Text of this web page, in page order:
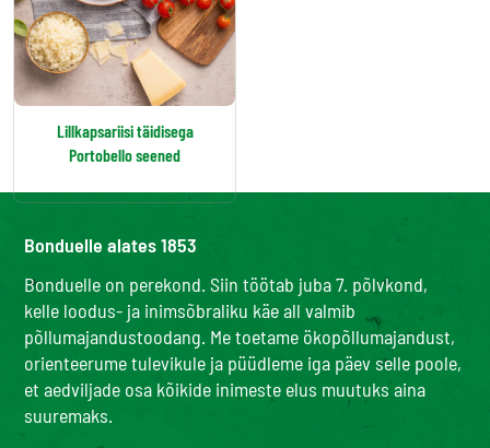
Lillkapsariisi täidisega
Portobello seened
Bonduelle alates 1853
Bonduelle on perekond. Siin töötab juba 7. põlvkond,
kelle loodus- ja inimsõbraliku käe all valmib
põllumajandustoodang. Me toetame ökopõllumajandust,
orienteerume tulevikule ja püüdleme iga päev selle poole,
et aedviljade osa kõikide inimeste elus muutuks aina
suuremaks.